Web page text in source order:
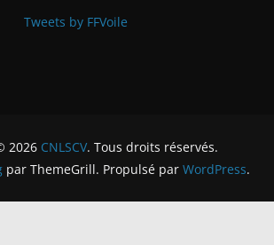
Tweets by FFVoile
2026 CNLSCV. Tous droits réservés.
par ThemeGrill. Propulsé par WordPress.